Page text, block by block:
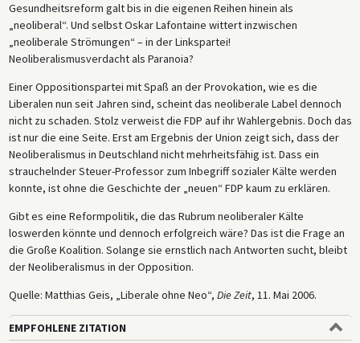
Gesundheitsreform galt bis in die eigenen Reihen hinein als
„neoliberal“. Und selbst Oskar Lafontaine wittert inzwischen
„neoliberale Strömungen“ – in der Linkspartei!
Neoliberalismusverdacht als Paranoia?
Einer Oppositionspartei mit Spaß an der Provokation, wie es die
Liberalen nun seit Jahren sind, scheint das neoliberale Label dennoch
nicht zu schaden. Stolz verweist die FDP auf ihr Wahlergebnis. Doch das
ist nur die eine Seite. Erst am Ergebnis der Union zeigt sich, dass der
Neoliberalismus in Deutschland nicht mehrheitsfähig ist. Dass ein
strauchelnder Steuer-Professor zum Inbegriff sozialer Kälte werden
konnte, ist ohne die Geschichte der „neuen“ FDP kaum zu erklären.
Gibt es eine Reformpolitik, die das Rubrum neoliberaler Kälte
loswerden könnte und dennoch erfolgreich wäre? Das ist die Frage an
die Große Koalition. Solange sie ernstlich nach Antworten sucht, bleibt
der Neoliberalismus in der Opposition.
Quelle: Matthias Geis, „Liberale ohne Neo“, Die Zeit, 11. Mai 2006.
EMPFOHLENE ZITATION